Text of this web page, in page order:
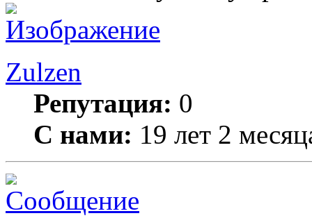
Zulzen
Репутация: 0
С нами: 19 лет 2